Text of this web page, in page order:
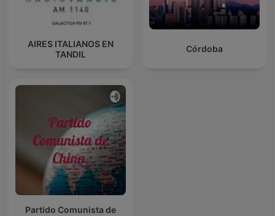
AIRES ITALIANOS EN
TANDIL
Córdoba
Partido Comunista de